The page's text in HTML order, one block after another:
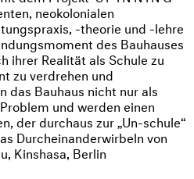
neokolonialen
-theorie und -lehre
des Bauhauses
ihrer Realität als Schule zu
zu verdrehen und
das Bauhaus nicht nur als
und werden einen
der durchaus zur „Un-schule“
Durcheinanderwirbeln von
Kinshasa, Berlin